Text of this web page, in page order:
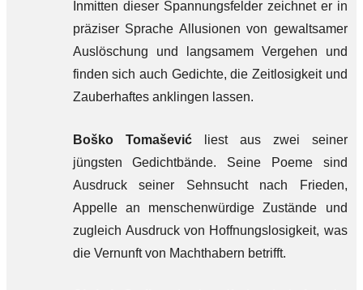
Inmitten dieser Spannungsfelder zeichnet er in
präziser Sprache Allusionen von gewaltsamer
Auslöschung und langsamem Vergehen und
finden sich auch Gedichte, die Zeitlosigkeit und
Zauberhaftes anklingen lassen.
Boško Tomaševićliest aus zwei seiner
jüngsten Gedichtbände. Seine Poeme sind
Ausdruck seiner Sehnsucht nach Frieden,
Appelle an menschenwürdige Zustände und
zugleich Ausdruck von Hoffnungslosigkeit, was
die Vernunft von Machthabern betrifft.